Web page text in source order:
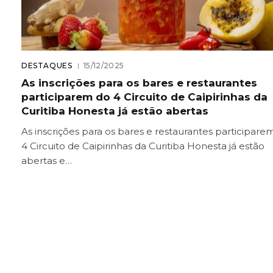
DESTAQUES 15/12/2025
As inscrições para os bares e restaurantes
participarem do 4 Circuito de Caipirinhas da
Curitiba Honesta já estão abertas
As inscrições para os bares e restaurantes
4 Circuito de Caipirinhas da Curitiba Honesta já estão
abertas e…